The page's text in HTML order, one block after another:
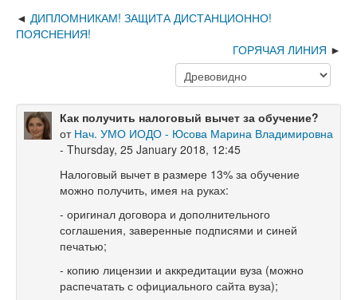
ДИПЛОМНИКАМ! ЗАЩИТА ДИСТАНЦИОННО!
ПОЯСНЕНИЯ!
ГОРЯЧАЯ ЛИНИЯ
Как получить налоговый вычет за обучение?
от Нач. УМО ИОДО - Юсова Марина Владимировна
- Thursday, 25 January 2018, 12:45
Налоговый вычет в размере 13% за обучение
можно получить, имея на руках:
- оригинал договора и дополнительного
соглашения, заверенные подписями и синей
печатью;
- копию лицензии и аккредитации вуза (можно
распечатать с официального сайта вуза);